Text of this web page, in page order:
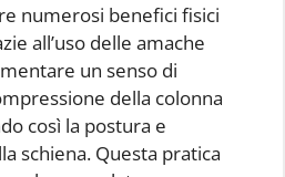
numerosi benefici fisici
all’uso delle amache
un senso di
della colonna
così la postura e
schiena. Questa pratica